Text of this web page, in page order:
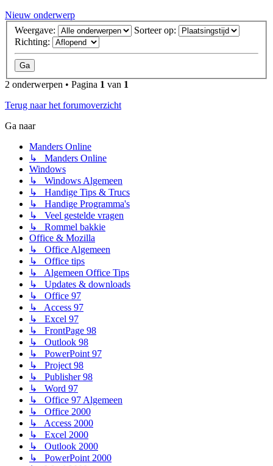
Nieuw onderwerp
Weergave:
Sorteer op:
Richting:
2 onderwerpen • Pagina 1 van 1
Terug naar het forumoverzicht
Ga naar
Manders Online
↳ Manders Online
Windows
↳ Windows Algemeen
↳ Handige Tips & Trucs
↳ Handige Programma's
↳ Veel gestelde vragen
↳ Rommel bakkie
Office & Mozilla
↳ Office Algemeen
↳ Office tips
↳ Algemeen Office Tips
↳ Updates & downloads
↳ Office 97
↳ Access 97
↳ Excel 97
↳ FrontPage 98
↳ Outlook 98
↳ PowerPoint 97
↳ Project 98
↳ Publisher 98
↳ Word 97
↳ Office 97 Algemeen
↳ Office 2000
↳ Access 2000
↳ Excel 2000
↳ Outlook 2000
↳ PowerPoint 2000